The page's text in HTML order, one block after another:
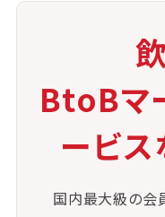
④近隣住民・
常連確保のため
BtoBマ
ービス
国内最大級の会